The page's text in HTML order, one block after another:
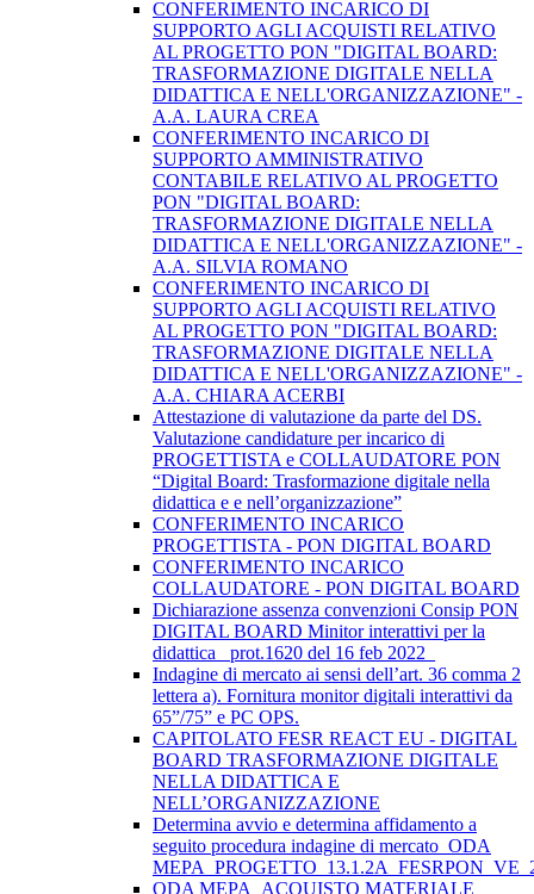
CONFERIMENTO INCARICO DI
SUPPORTO AGLI ACQUISTI RELATIVO
AL PROGETTO PON "DIGITAL BOARD:
TRASFORMAZIONE DIGITALE NELLA
DIDATTICA E NELL'ORGANIZZAZIONE" -
A.A. LAURA CREA
CONFERIMENTO INCARICO DI
SUPPORTO AMMINISTRATIVO
CONTABILE RELATIVO AL PROGETTO
PON "DIGITAL BOARD:
TRASFORMAZIONE DIGITALE NELLA
DIDATTICA E NELL'ORGANIZZAZIONE" -
A.A. SILVIA ROMANO
CONFERIMENTO INCARICO DI
SUPPORTO AGLI ACQUISTI RELATIVO
AL PROGETTO PON "DIGITAL BOARD:
TRASFORMAZIONE DIGITALE NELLA
DIDATTICA E NELL'ORGANIZZAZIONE" -
A.A. CHIARA ACERBI
Attestazione di valutazione da parte del DS.
Valutazione candidature per incarico di
PROGETTISTA e COLLAUDATORE PON
“Digital Board: Trasformazione digitale nella
didattica e e nell’organizzazione”
CONFERIMENTO INCARICO
PROGETTISTA - PON DIGITAL BOARD
CONFERIMENTO INCARICO
COLLAUDATORE - PON DIGITAL BOARD
Dichiarazione assenza convenzioni Consip PON
DIGITAL BOARD Minitor interattivi per la
didattica_ prot.1620 del 16 feb 2022_
Indagine di mercato ai sensi dell’art. 36 comma 2
lettera a). Fornitura monitor digitali interattivi da
65”/75” e PC OPS.
CAPITOLATO FESR REACT EU - DIGITAL
BOARD TRASFORMAZIONE DIGITALE
NELLA DIDATTICA E
NELL’ORGANIZZAZIONE
Determina avvio e determina affidamento a
seguito procedura indagine di mercato_ODA
ODA MEPA_ACQUISTO MATERIALE